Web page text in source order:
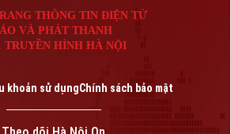
Phường Láng-Hà Nội
Khiêm, Nguyễn Minh Đức, Nguyễn Thành Lợi
THÔNG TIN ĐIỆN TỬ
VÀ PHÁT THANH
TRUYỀN HÌNH HÀ NỘI
khoản sử dụngChính sách bảo mật